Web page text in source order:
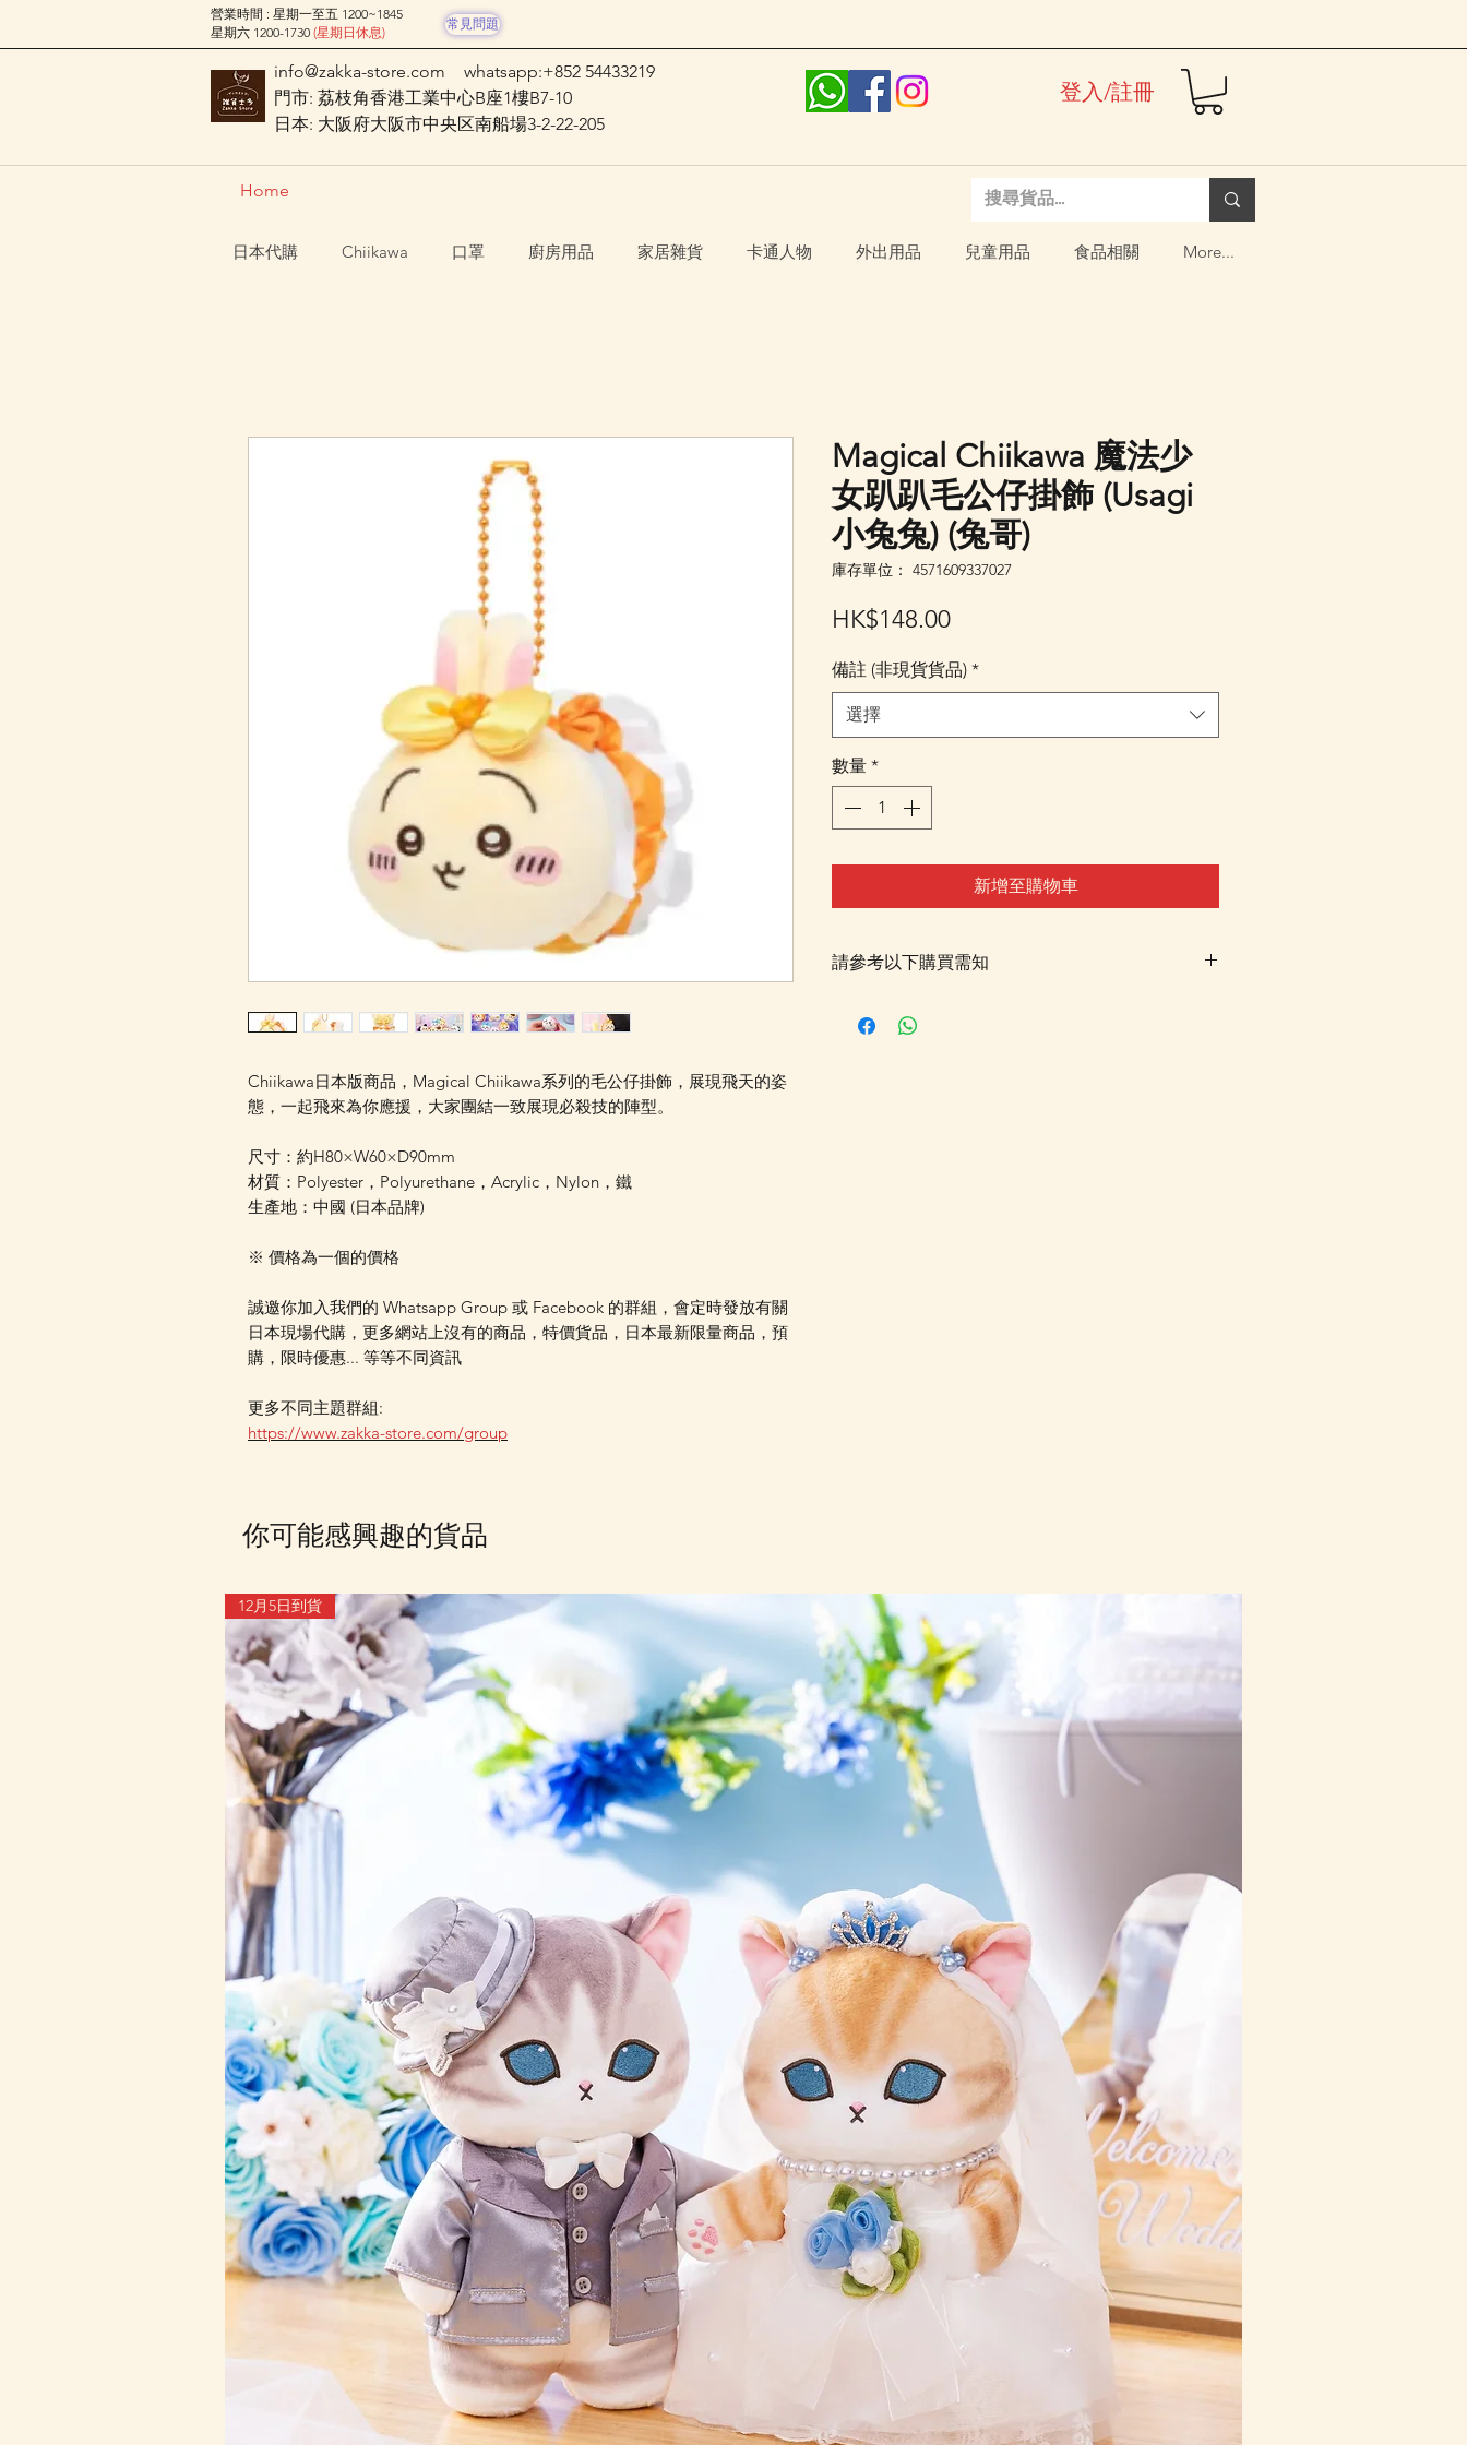
營業時間 : 星期一至五 1200~1845
星期六 1200-1730 (星期日休息)
常見問題
info@zakka-store.com
whatsapp:+852 54433219
門市: 荔枝角香港工業中心B座1樓B7-10
日本: 大阪府大阪市中央区南船場3-2-22-205
登入/註冊
Home
日本代購 Chiikawa 口罩 廚房用品 家居雜貨 卡通人物 外出用品 兒童用品 食品相關 More...
Chiikawa日本版商品，Magical Chiikawa系列的毛公仔掛飾，展現飛天的姿
態，一起飛來為你應援，大家團結一致展現必殺技的陣型。
尺寸：約H80×W60×D90mm
材質：Polyester，Polyurethane，Acrylic，Nylon，鐵
生產地：中國 (日本品牌)
※ 價格為一個的價格
誠邀你加入我們的 Whatsapp Group 或 Facebook 的群組，會定時發放有關
日本現場代購，更多網站上沒有的商品，特價貨品，日本最新限量商品，預
購，限時優惠... 等等不同資訊
更多不同主題群組:
https://www.zakka-store.com/group
Magical Chiikawa 魔法少
女趴趴毛公仔掛飾 (Usagi
小兔兔) (兔哥)
庫存單位： 4571609337027
HK$148.00價
備註 (非現貨貨品) *
選擇
數量 *
新增至購物車
請參考以下購買需知
阪 Office 空運到香港門市，並會透過 Email 及
你可能感興趣的貨品
12月5日到貨